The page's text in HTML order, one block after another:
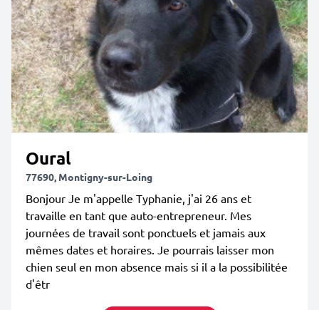
Oural
77690, Montigny-sur-Loing
Bonjour Je m'appelle Typhanie, j'ai 26 ans et
travaille en tant que auto-entrepreneur. Mes
journées de travail sont ponctuels et jamais aux
mêmes dates et horaires. Je pourrais laisser mon
chien seul en mon absence mais si il a la possibilitée
d'êtr